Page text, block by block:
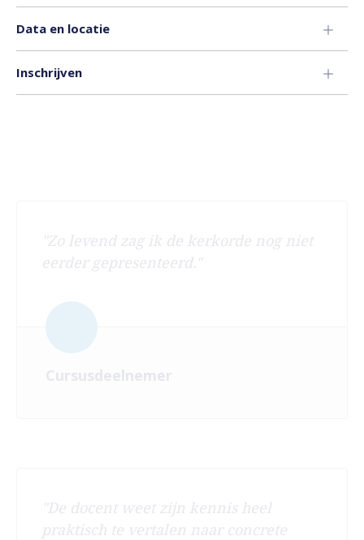
Data en locatie
Inschrijven
"Zo levend zag ik de kerkorde nog niet
eerder gepresenteerd."
"De docent weet zijn kennis heel
praktisch te vertalen naar concrete